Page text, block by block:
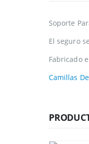
Soporte
El seguro
Fabricado
Camillas